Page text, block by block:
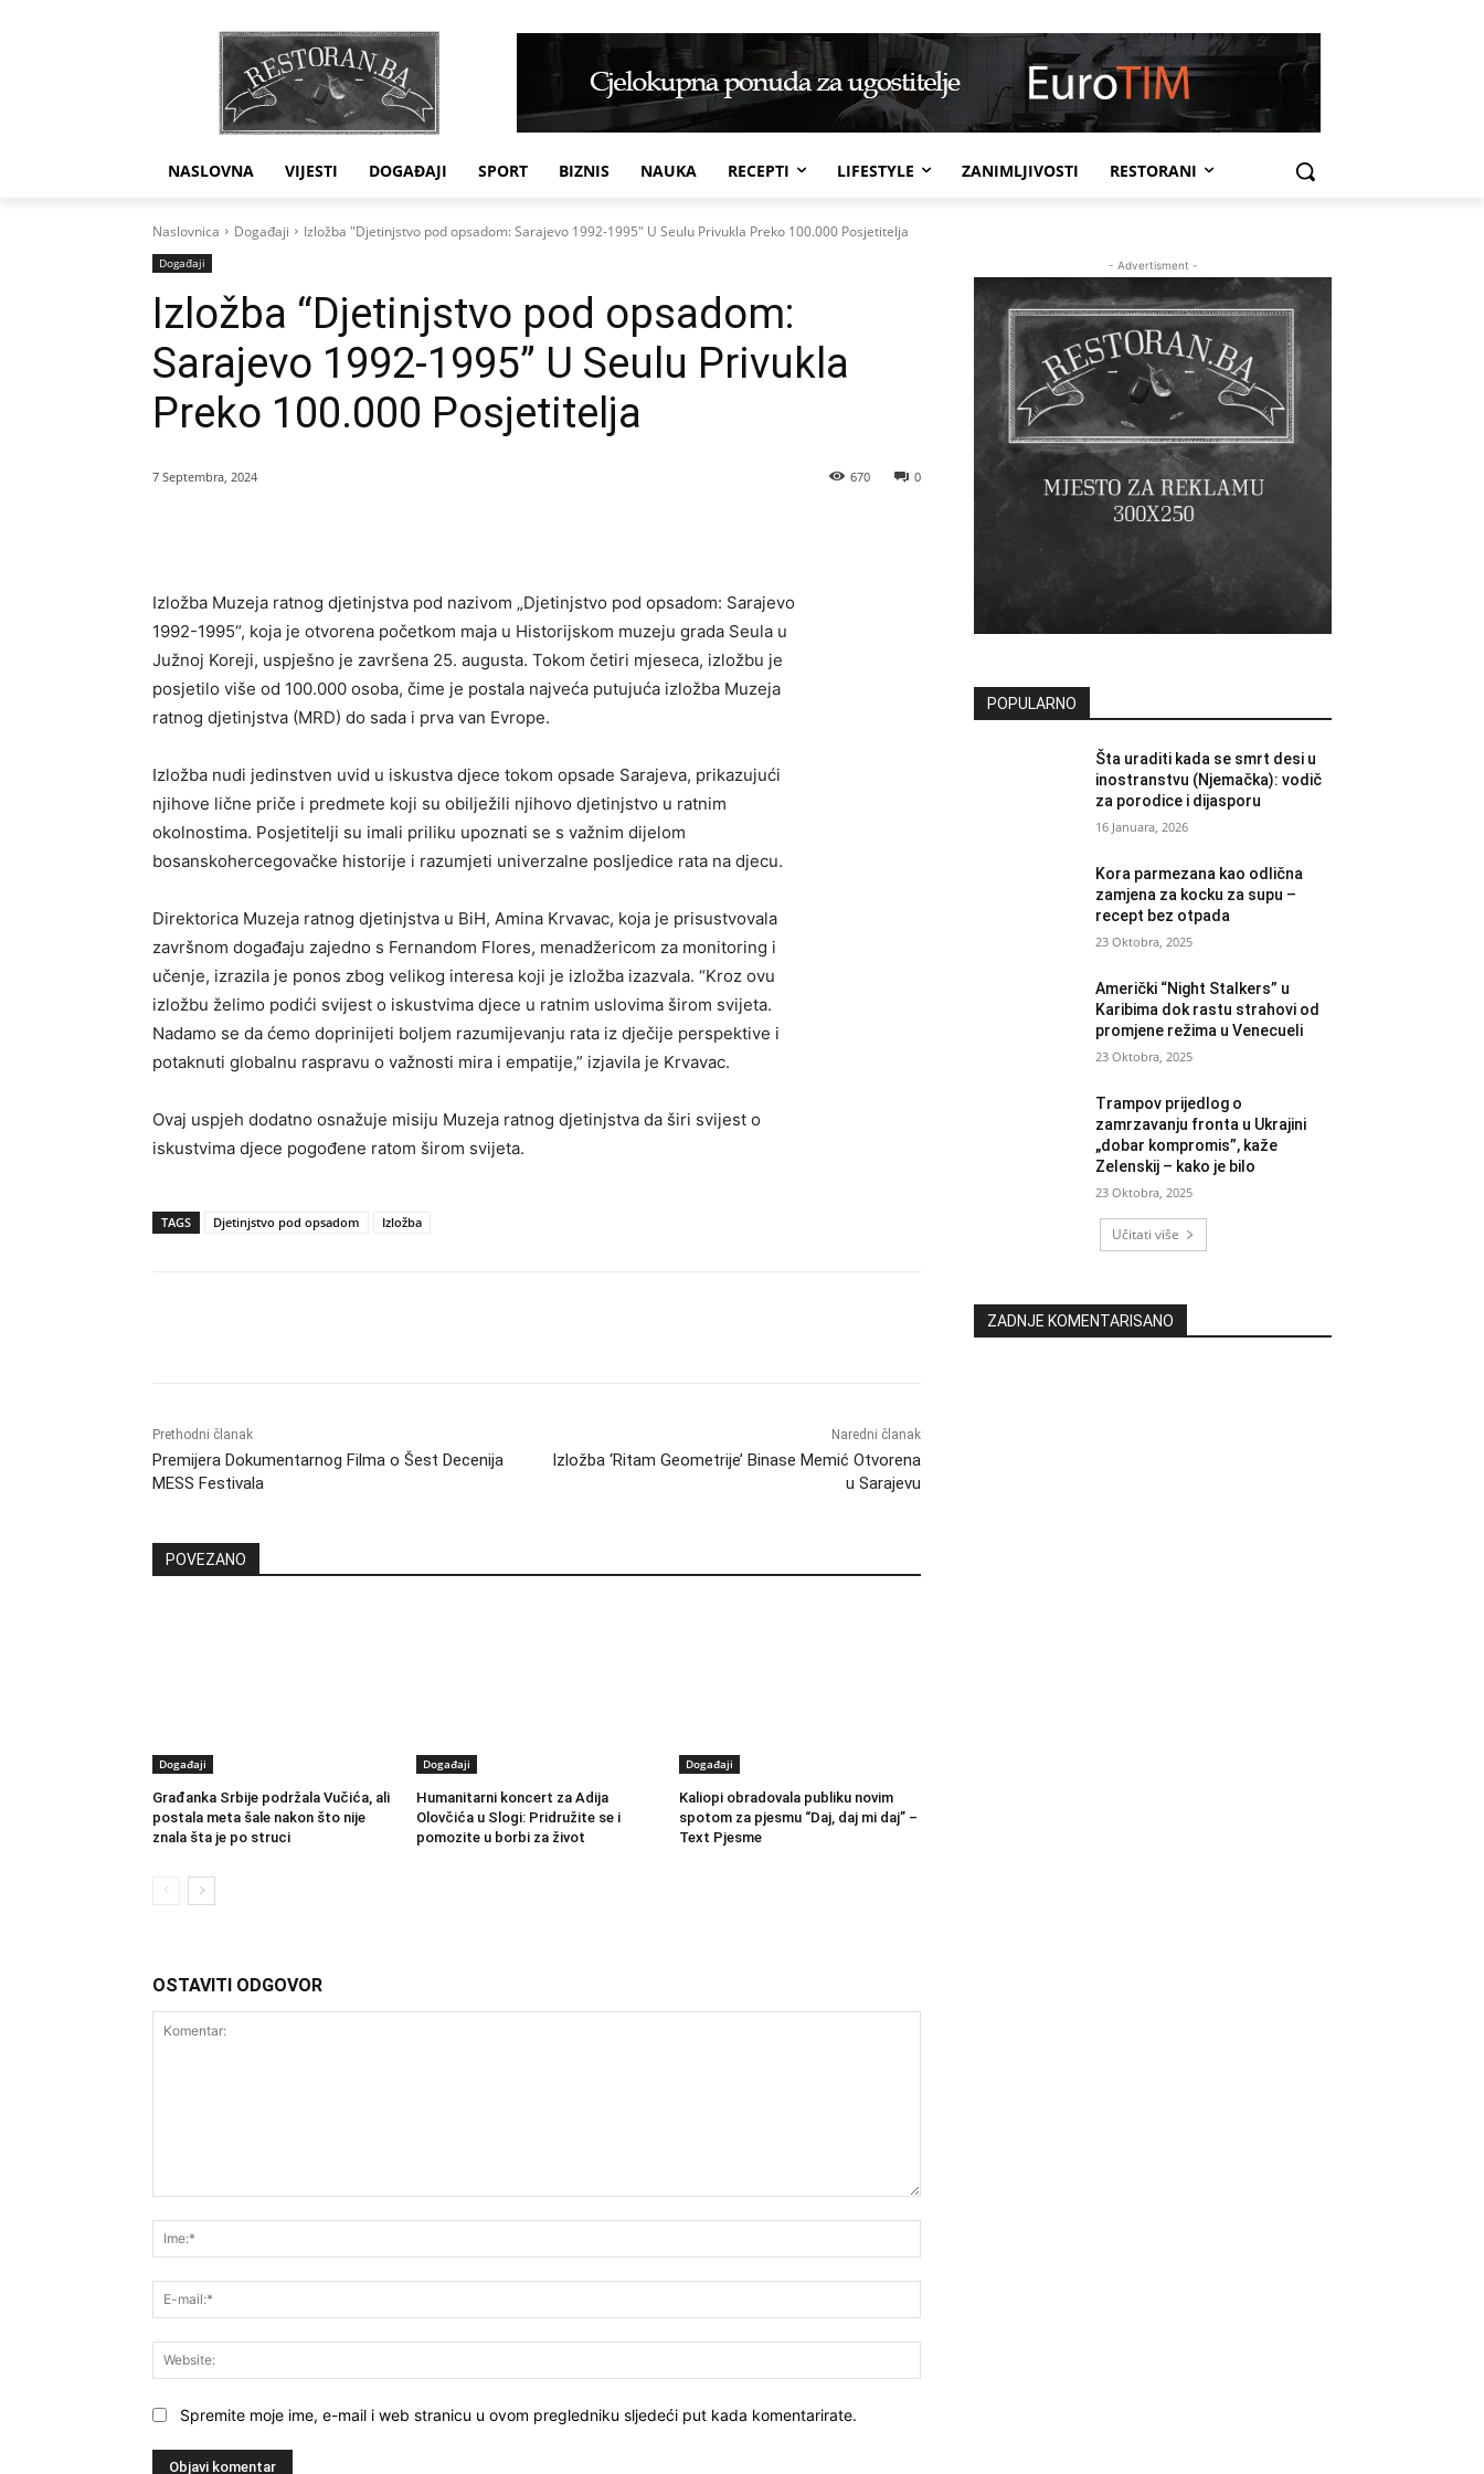
NASLOVNA VIJESTI DOGAĐAJI SPORT BIZNIS NAUKA RECEPTI LIFESTYLE ZANIMLJIVOSTI RESTORANI
Naslovnica Događaji Izložba "Djetinjstvo pod opsadom: Sarajevo 1992-1995" U Seulu Privukla Preko 100.000 Posjetitelja
Događaji
Izložba “Djetinjstvo pod opsadom:
Sarajevo 1992-1995” U Seulu Privukla
Preko 100.000 Posjetitelja
7 Septembra, 2024 0
670
Izložba Muzeja ratnog djetinjstva pod nazivom „Djetinjstvo pod opsadom: Sarajevo
1992-1995“, koja je otvorena početkom maja u Historijskom muzeju grada Seula u
Južnoj Koreji, uspješno je završena 25. augusta. Tokom četiri mjeseca, izložbu je
posjetilo više od 100.000 osoba, čime je postala najveća putujuća izložba Muzeja
ratnog djetinjstva (MRD) do sada i prva van Evrope.
Izložba nudi jedinstven uvid u iskustva djece tokom opsade Sarajeva, prikazujući
njihove lične priče i predmete koji su obilježili njihovo djetinjstvo u ratnim
okolnostima. Posjetitelji su imali priliku upoznati se s važnim dijelom
bosanskohercegovačke historije i razumjeti univerzalne posljedice rata na djecu.
Direktorica Muzeja ratnog djetinjstva u BiH, Amina Krvavac, koja je prisustvovala
završnom događaju zajedno s Fernandom Flores, menadžericom za monitoring i
učenje, izrazila je ponos zbog velikog interesa koji je izložba izazvala. “Kroz ovu
izložbu želimo podići svijest o iskustvima djece u ratnim uslovima širom svijeta.
Nadamo se da ćemo doprinijeti boljem razumijevanju rata iz dječije perspektive i
potaknuti globalnu raspravu o važnosti mira i empatije,” izjavila je Krvavac.
Ovaj uspjeh dodatno osnažuje misiju Muzeja ratnog djetinjstva da širi svijest o
iskustvima djece pogođene ratom širom svijeta.
TAGS Djetinjstvo pod opsadom Izložba
Prethodni članak
Premijera Dokumentarnog Filma o Šest Decenija
MESS Festivala
Naredni članak
Izložba ‘Ritam Geometrije’ Binase Memić Otvorena
u Sarajevu
POVEZANO
Događaji
Građanka Srbije podržala Vučića, ali
postala meta šale nakon što nije
znala šta je po struci
Događaji
Humanitarni koncert za Adija
Olovčića u Slogi: Pridružite se i
pomozite u borbi za život
Događaji
Kaliopi obradovala publiku novim
spotom za pjesmu “Daj, daj mi daj” –
Text Pjesme
OSTAVITI ODGOVOR
mail:*
Spremite moje ime, e-mail i web stranicu u ovom pregledniku sljedeći put kada komentarirate.
- Advertisment -
POPULARNO
Šta uraditi kada se smrt desi u
inostranstvu (Njemačka): vodič
za porodice i dijasporu
16 Januara, 2026
Kora parmezana kao odlična
zamjena za kocku za supu –
recept bez otpada
23 Oktobra, 2025
Američki “Night Stalkers” u
Karibima dok rastu strahovi od
promjene režima u Venecueli
23 Oktobra, 2025
Trampov prijedlog o
zamrzavanju fronta u Ukrajini
„dobar kompromis”, kaže
Zelenskij – kako je bilo
23 Oktobra, 2025
Učitati više
ZADNJE KOMENTARISANO